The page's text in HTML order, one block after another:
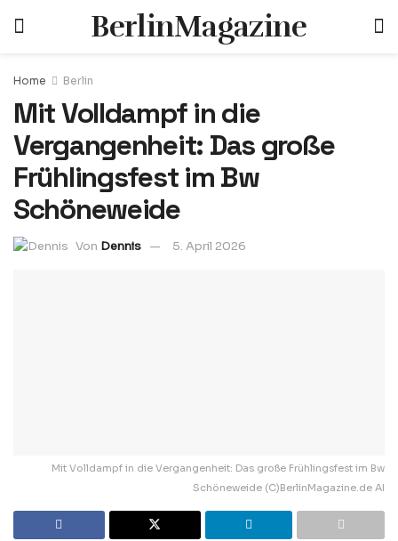
BerlinMagazine
Home Berlin
Mit Volldampf in die
Vergangenheit: Das große
Frühlingsfest im Bw
Schöneweide
Von Dennis 5. April 2026
Mit Volldampf in die Vergangenheit: Das große Frühlingsfest im Bw
Schöneweide (C)BerlinMagazine.de AI